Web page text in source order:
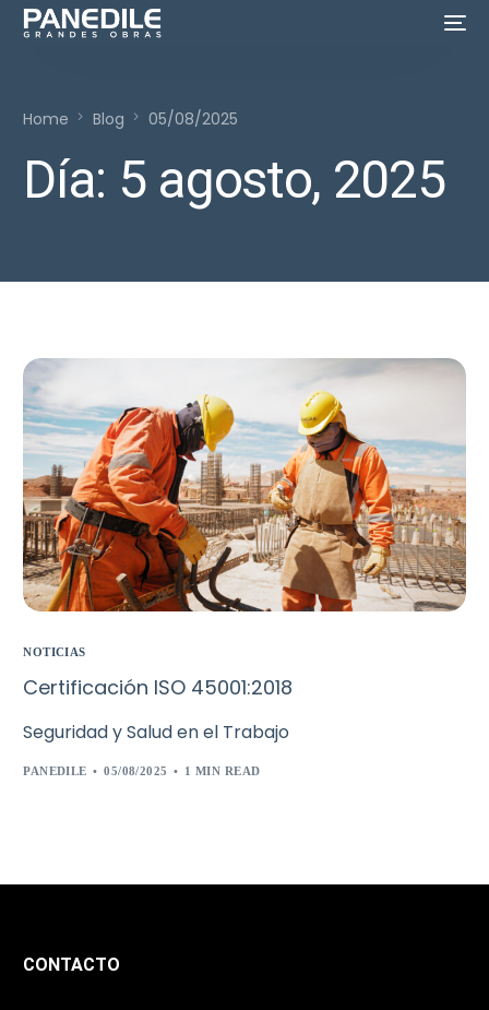
Home Blog 05/08/2025
Día: 5 agosto, 2025
NOTICIAS
Certificación ISO 45001:2018
Seguridad y Salud en el Trabajo
PANEDILE 05/08/2025 1 MIN READ
CONTACTO